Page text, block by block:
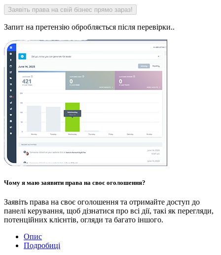
Запит на претензію обробляється після перевірки..
Чому я маю заявити права на своє оголошення?
Заявіть права на своє оголошення та отримайте доступ до
панелі керування, щоб дізнатися про всі дії, такі як перегляди,
потенційних клієнтів, огляди та багато іншого.
Опис
Подробиці